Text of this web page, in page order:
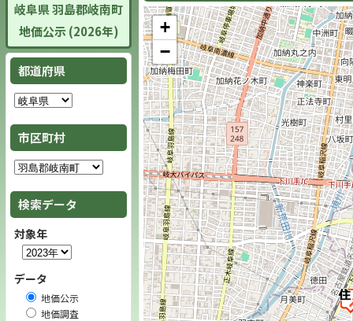
岐阜県 羽島郡岐南町
地価公示 (2026年)
都道府県
市区町村
検索データ
対象年
データ
地価公示
地価調査
+
−